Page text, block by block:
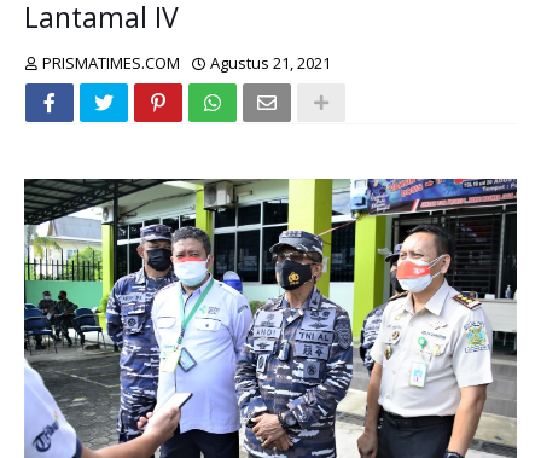
Lantamal IV
PRISMATIMES.COM Agustus 21, 2021